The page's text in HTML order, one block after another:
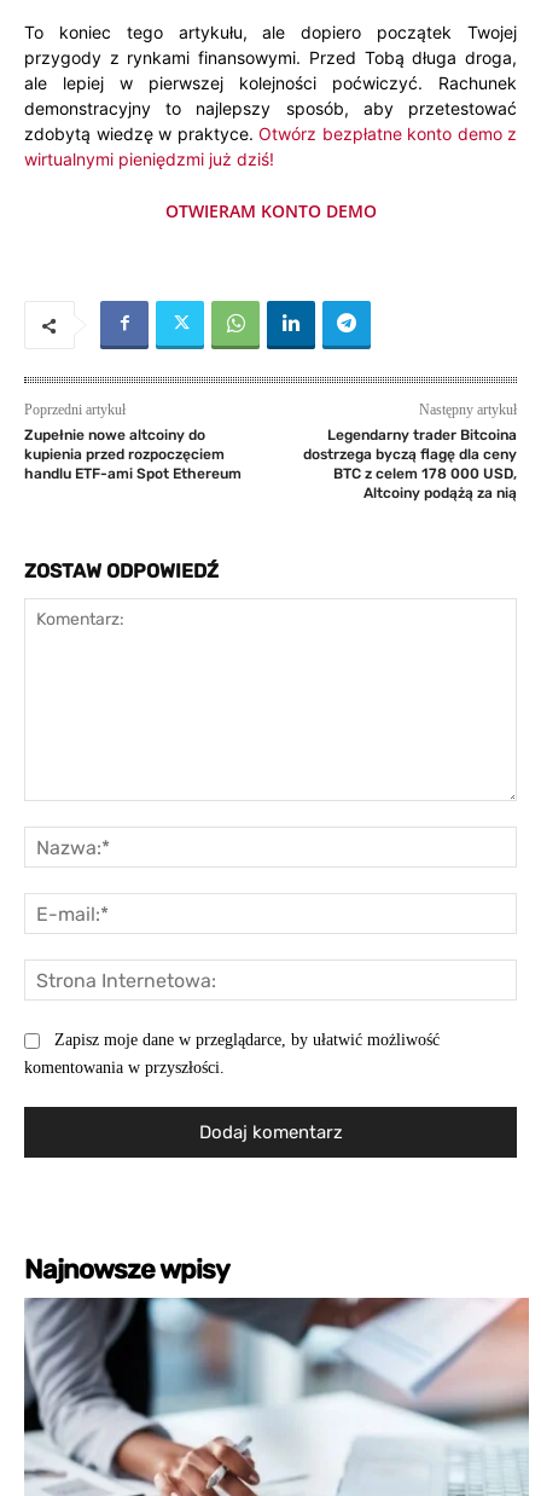
To koniec tego artykułu, ale dopiero początek Twojej
przygody z rynkami finansowymi. Przed Tobą długa droga,
ale lepiej w pierwszej kolejności poćwiczyć. Rachunek
demonstracyjny to najlepszy sposób, aby przetestować
zdobytą wiedzę w praktyce. Otwórz bezpłatne konto demo z
wirtualnymi pieniędzmi już dziś!
OTWIERAM KONTO DEMO
Poprzedni artykuł
Zupełnie nowe altcoiny do
kupienia przed rozpoczęciem
handlu ETF-ami Spot Ethereum
Następny artykuł
Legendarny trader Bitcoina
dostrzega byczą flagę dla ceny
BTC z celem 178 000 USD,
Altcoiny podążą za nią
ZOSTAW ODPOWIEDŹ
Zapisz moje dane w przeglądarce, by ułatwić możliwość
komentowania w przyszłości.
Najnowsze wpisy